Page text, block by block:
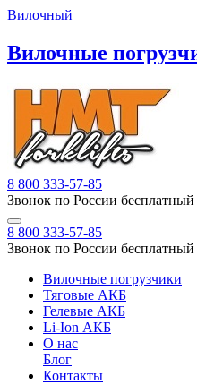
Вилочный
Вилочные
8 800 333-57-85
Звонок по России бесплатный
8 800 333-57-85
Звонок по России бесплатный
Вилочные погрузчики
Тяговые АКБ
Гелевые АКБ
Li-Ion АКБ
О нас
Блог
Контакты